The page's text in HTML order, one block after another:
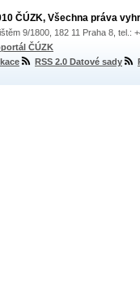
ČÚZK, Všechna práva
9/1800, 182 11 Praha 8, tel.:
ČÚZK
RSS 2.0 Datové sady